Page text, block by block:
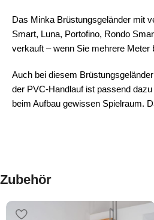
Das Minka Brüstungsgeländer mit
Smart, Luna, Portofino, Rondo
verkauft – wenn Sie mehrere Meter
Auch bei diesem
der PVC-Handlauf ist passend
beim Aufbau gewissen Spielraum.
Zubehör